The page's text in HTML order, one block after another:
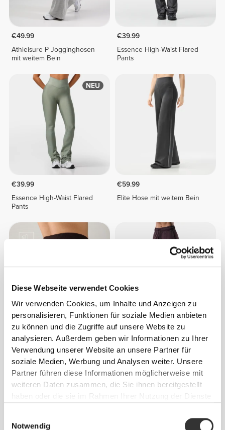
Diese Webseite verwendet Cookies
Wir verwenden Cookies, um Inhalte und Anzeigen zu
personalisieren, Funktionen für soziale Medien anbieten
zu können und die Zugriffe auf unsere Website zu
analysieren. Außerdem geben wir Informationen zu Ihrer
Verwendung unserer Website an unsere Partner für
soziale Medien, Werbung und Analysen weiter. Unsere
Partner führen diese Informationen möglicherweise mit
weiteren Daten zusammen, die Sie ihnen bereitgestellt
Notwendig
€49.99
Athleisure P Jogginghosen
mit weitem Bein
€39.99
Essence High-Waist Flared
Pants
NEU
€39.99
Essence High-Waist Flared
Pants
€59.99
Elite Hose mit weitem Bein
MuseFit Hose mit mittelhoher
Taille
IronMode Jogginghosen
NEU